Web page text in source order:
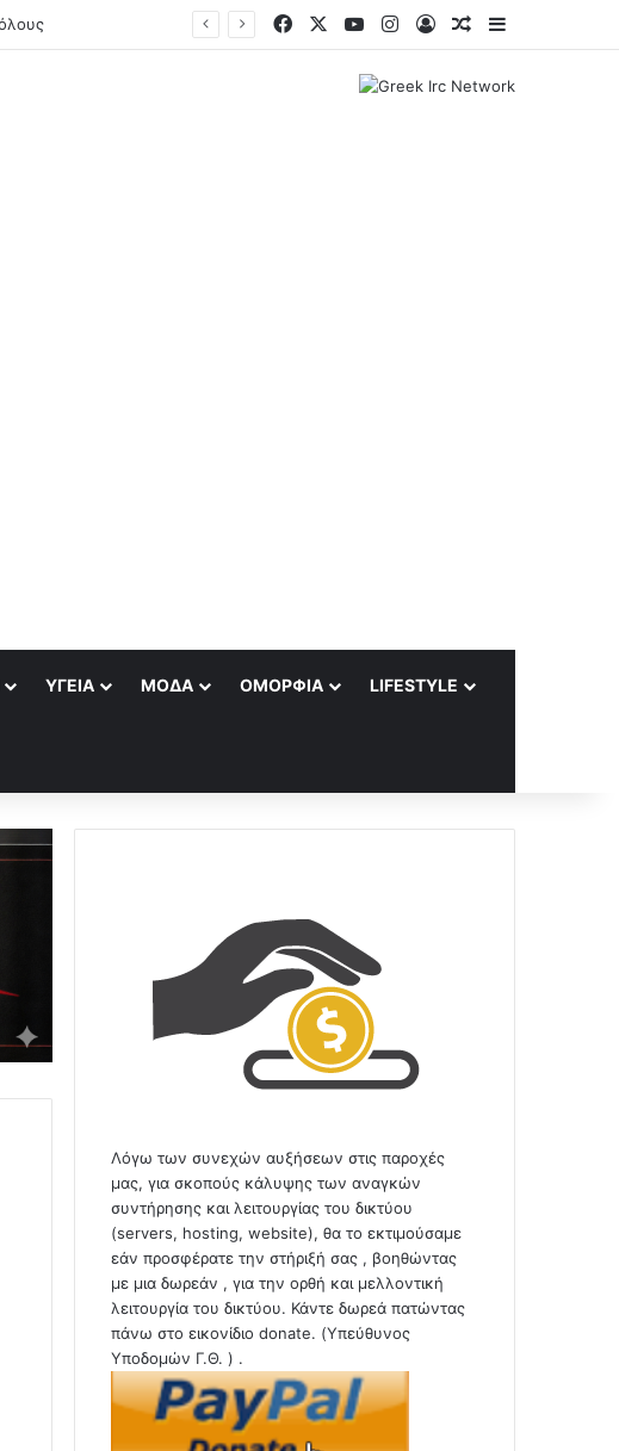
FacebookYouTubeInstagram
Log InRandom Article
Sidebar
ΥΓΕΊΑ ΜΌΔΑ ΟΜΟΡΦΙΆ LIFESTYLE
Λόγω των συνεχών αυξήσεων στις παροχές
μας, για σκοπούς κάλυψης των αναγκών
συντήρησης και λειτουργίας του δικτύου
(servers, hosting, website), θα το εκτιμούσαμε
εάν προσφέρατε την στήριξή σας , βοηθώντας
με μια δωρεάν , για την ορθή και μελλοντική
λειτουργία του δικτύου. Κάντε δωρεά πατώντας
πάνω στο εικονίδιο donate. (Υπεύθυνος
Υποδομών Γ.Θ. ) .